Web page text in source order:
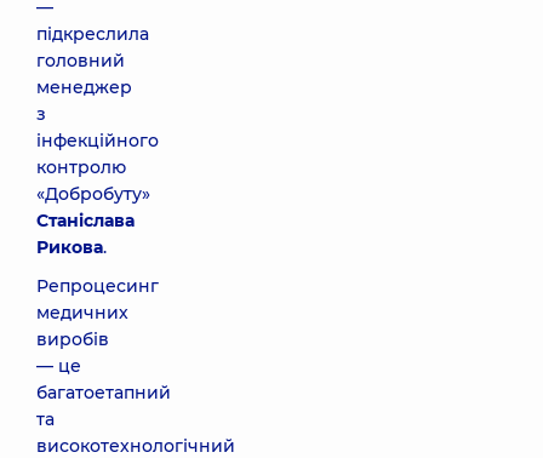
—
підкреслила
головний
менеджер
з
інфекційного
контролю
«Добробуту»
Станіслава
Рикова.
Репроцесинг
медичних
виробів
— це
багатоетапний
та
високотехнологічний